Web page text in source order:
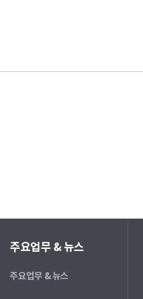
주요업무 & 뉴스
주요업무 & 뉴스